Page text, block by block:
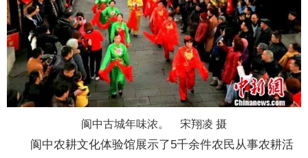
阆中古城年味浓。 宋翔凌 摄
阆中农耕文化体验馆展示了5千余件农民从事农耕活